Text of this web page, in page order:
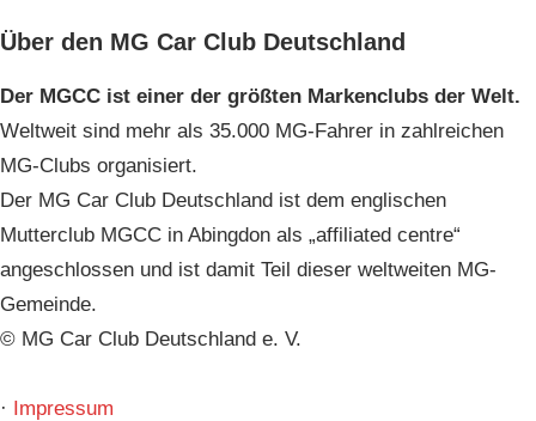
Über den MG Car Club Deutschland
Der MGCC ist einer der größten Markenclubs der Welt.
Weltweit sind mehr als 35.000 MG-Fahrer in zahlreichen
MG-Clubs organisiert.
Der MG Car Club Deutschland ist dem englischen
Mutterclub MGCC in Abingdon als „affiliated centre“
angeschlossen und ist damit Teil dieser weltweiten MG-
Gemeinde.
© MG Car Club Deutschland e. V.
· Impressum